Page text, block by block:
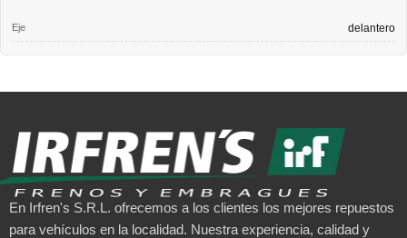
Eje delantero
En Irfren's S.R.L. ofrecemos a los clientes los mejores repuestos
para vehículos en la localidad. Nuestra experiencia, calidad y